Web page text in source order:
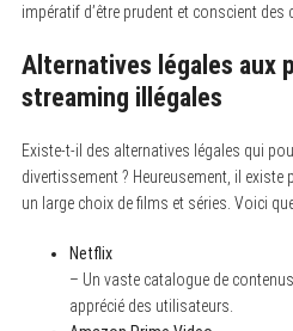
impératif d’être prudent et conscient des
Alternatives légales aux
streaming illégales
Existe-t-il des alternatives légales qui
divertissement ? Heureusement, il
un large choix de films et séries. Voici
Netflix
– Un vaste catalogue de
apprécié des utilisateurs.